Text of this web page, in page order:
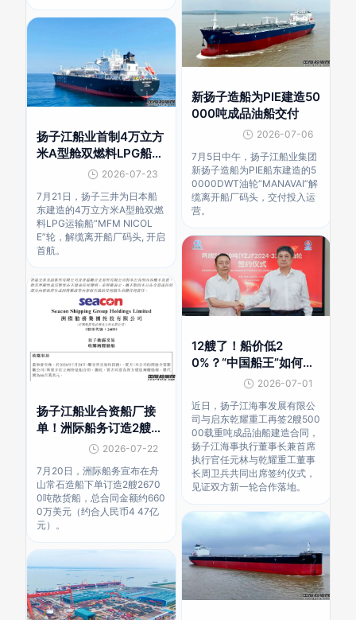
扬子江船业首制4万立方
米A型舱双燃料LPG船交
2026-07-23
7月21日，扬子三井为日本船
东建造的4万立方米A型舱双燃
料LPG运输船“MFM NICOL
E”轮，解缆离开船厂码头, 开启
首航。
扬子江船业合资船厂接
单！洲际船务订造2艘散
2026-07-22
7月20日，洲际船务宣布在舟
山常石造船下单订造2艘2670
0吨散货船，总合同金额约660
0万美元（约合人民币4 47亿
元）。
新扬子造船为PIE建造50
000吨成品油船交付
2026-07-06
7月5日中午，扬子江船业集团
新扬子造船为PIE船东建造的5
0000DWT油轮“MANAVAI”解
缆离开船厂码头，交付投入运
营。
12艘了！船价低2
0%？“中国船王”如何重
2026-07-01
近日，扬子江海事发展有限公
司与启东乾耀重工再签2艘500
00载重吨成品油船建造合同，
扬子江海事执行董事长兼首席
执行官任元林与乾耀重工董事
长周卫兵共同出席签约仪式，
见证双方新一轮合作落地。